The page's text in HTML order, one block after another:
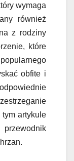
wymaga
również
z rodziny
które
obfite i
tym artykule